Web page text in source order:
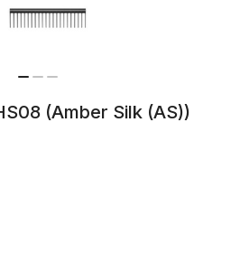
(Amber Silk (AS))